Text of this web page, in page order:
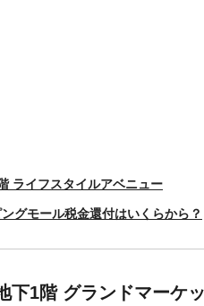
ライフスタイルアベニュー
グモール税金還付はいくらから？
下1階 グランドマーケ